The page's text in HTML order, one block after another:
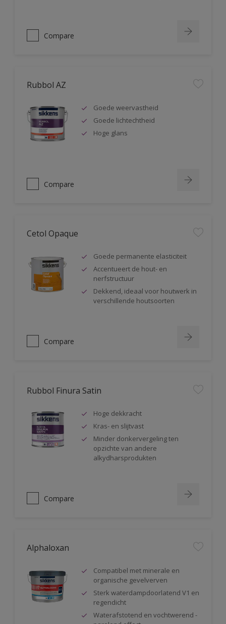
Compare
Rubbol AZ
Goede weervastheid
Goede lichtechtheid
Hoge glans
Compare
Cetol Opaque
Goede permanente elasticiteit
Accentueert de hout- en
nerfstructuur
Dekkend, ideaal voor houtwerk in
verschillende houtsoorten
Compare
Rubbol Finura Satin
Hoge dekkracht
Kras- en slijtvast
Minder donkervergeling ten
opzichte van andere
alkydharsprodukten
Compare
Alphaloxan
Compatibel met minerale en
organische gevelverven
Sterk waterdampdoorlatend V1 en
regendicht
Waterafstotend en vochtwerend -